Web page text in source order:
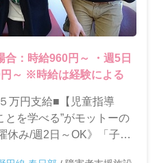
合：時給960円～ ・週5日
～ ※時給は経験による
万円支給■【児童指導
とを学べる”がモットーの
休み/週2日～OK》「子ど